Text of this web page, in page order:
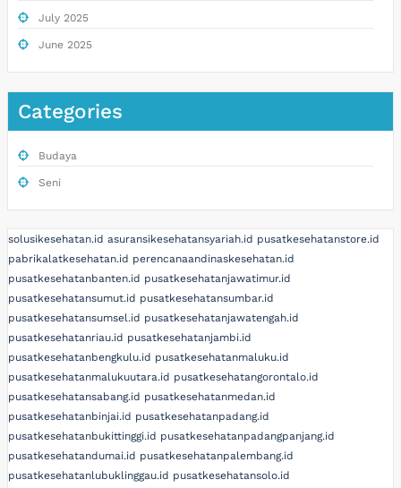
July 2025
June 2025
Categories
Budaya
Seni
solusikesehatan.id asuransikesehatansyariah.id pusatkesehatanstore.id
pabrikalatkesehatan.id perencanaandinaskesehatan.id
pusatkesehatanbanten.id pusatkesehatanjawatimur.id
pusatkesehatansumut.id pusatkesehatansumbar.id
pusatkesehatansumsel.id pusatkesehatanjawatengah.id
pusatkesehatanriau.id pusatkesehatanjambi.id
pusatkesehatanbengkulu.id pusatkesehatanmaluku.id
pusatkesehatanmalukuutara.id pusatkesehatangorontalo.id
pusatkesehatansabang.id pusatkesehatanmedan.id
pusatkesehatanbinjai.id pusatkesehatanpadang.id
pusatkesehatanbukittinggi.id pusatkesehatanpadangpanjang.id
pusatkesehatandumai.id pusatkesehatanpalembang.id
pusatkesehatanlubuklinggau.id pusatkesehatansolo.id